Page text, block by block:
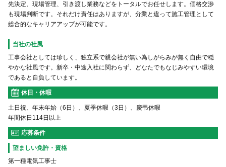
先決定、現場管理、引き渡し業務などをトータルでお任せします。価格交渉
も現場判断です。それだけ責任はありますが、分業と違って施工管理として
総合的なキャリアアップが可能です。
当社の社風
工事会社としては珍しく、独立系で親会社が無い為しがらみが無く自由で穏
やかな社風です。新卒・中途入社に関わらず、どなたでもなじみやすい環境
であると自負しています。
休日・休暇
土日祝、年末年始（6日）、夏季休暇（3日）、慶弔休暇
年間休日114日以上
応募条件
望ましい免許・資格
第一種電気工事士